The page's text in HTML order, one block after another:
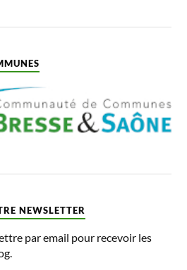
NEWSLETTER
par email pour recevoir les